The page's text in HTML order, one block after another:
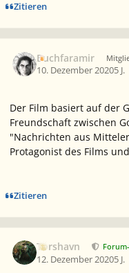
Zitieren
Buchfaramir
10. Dezember 20205 J.
Der Film basiert auf der
Freundschaft zwischen
"Nachrichten aus
Protagonist des Films
Zitieren
Torshavn
12. Dezember 20205 J.